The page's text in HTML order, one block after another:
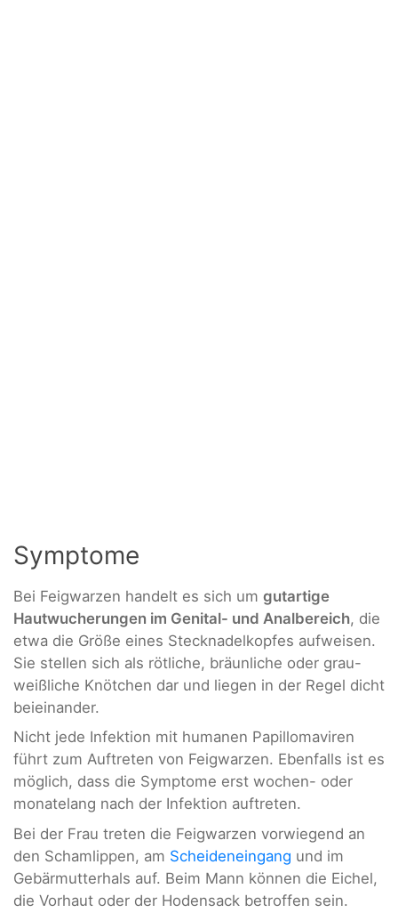
Symptome
Bei Feigwarzen handelt es sich um gutartige
Hautwucherungen im Genital- und Analbereich, die
etwa die Größe eines Stecknadelkopfes aufweisen.
Sie stellen sich als rötliche, bräunliche oder grau-
weißliche Knötchen dar und liegen in der Regel dicht
beieinander.
Nicht jede Infektion mit humanen Papillomaviren
führt zum Auftreten von Feigwarzen. Ebenfalls ist es
möglich, dass die Symptome erst wochen- oder
monatelang nach der Infektion auftreten.
Bei der Frau treten die Feigwarzen vorwiegend an
den Schamlippen, am Scheideneingang und im
Gebärmutterhals auf. Beim Mann können die Eichel,
die Vorhaut oder der Hodensack betroffen sein.